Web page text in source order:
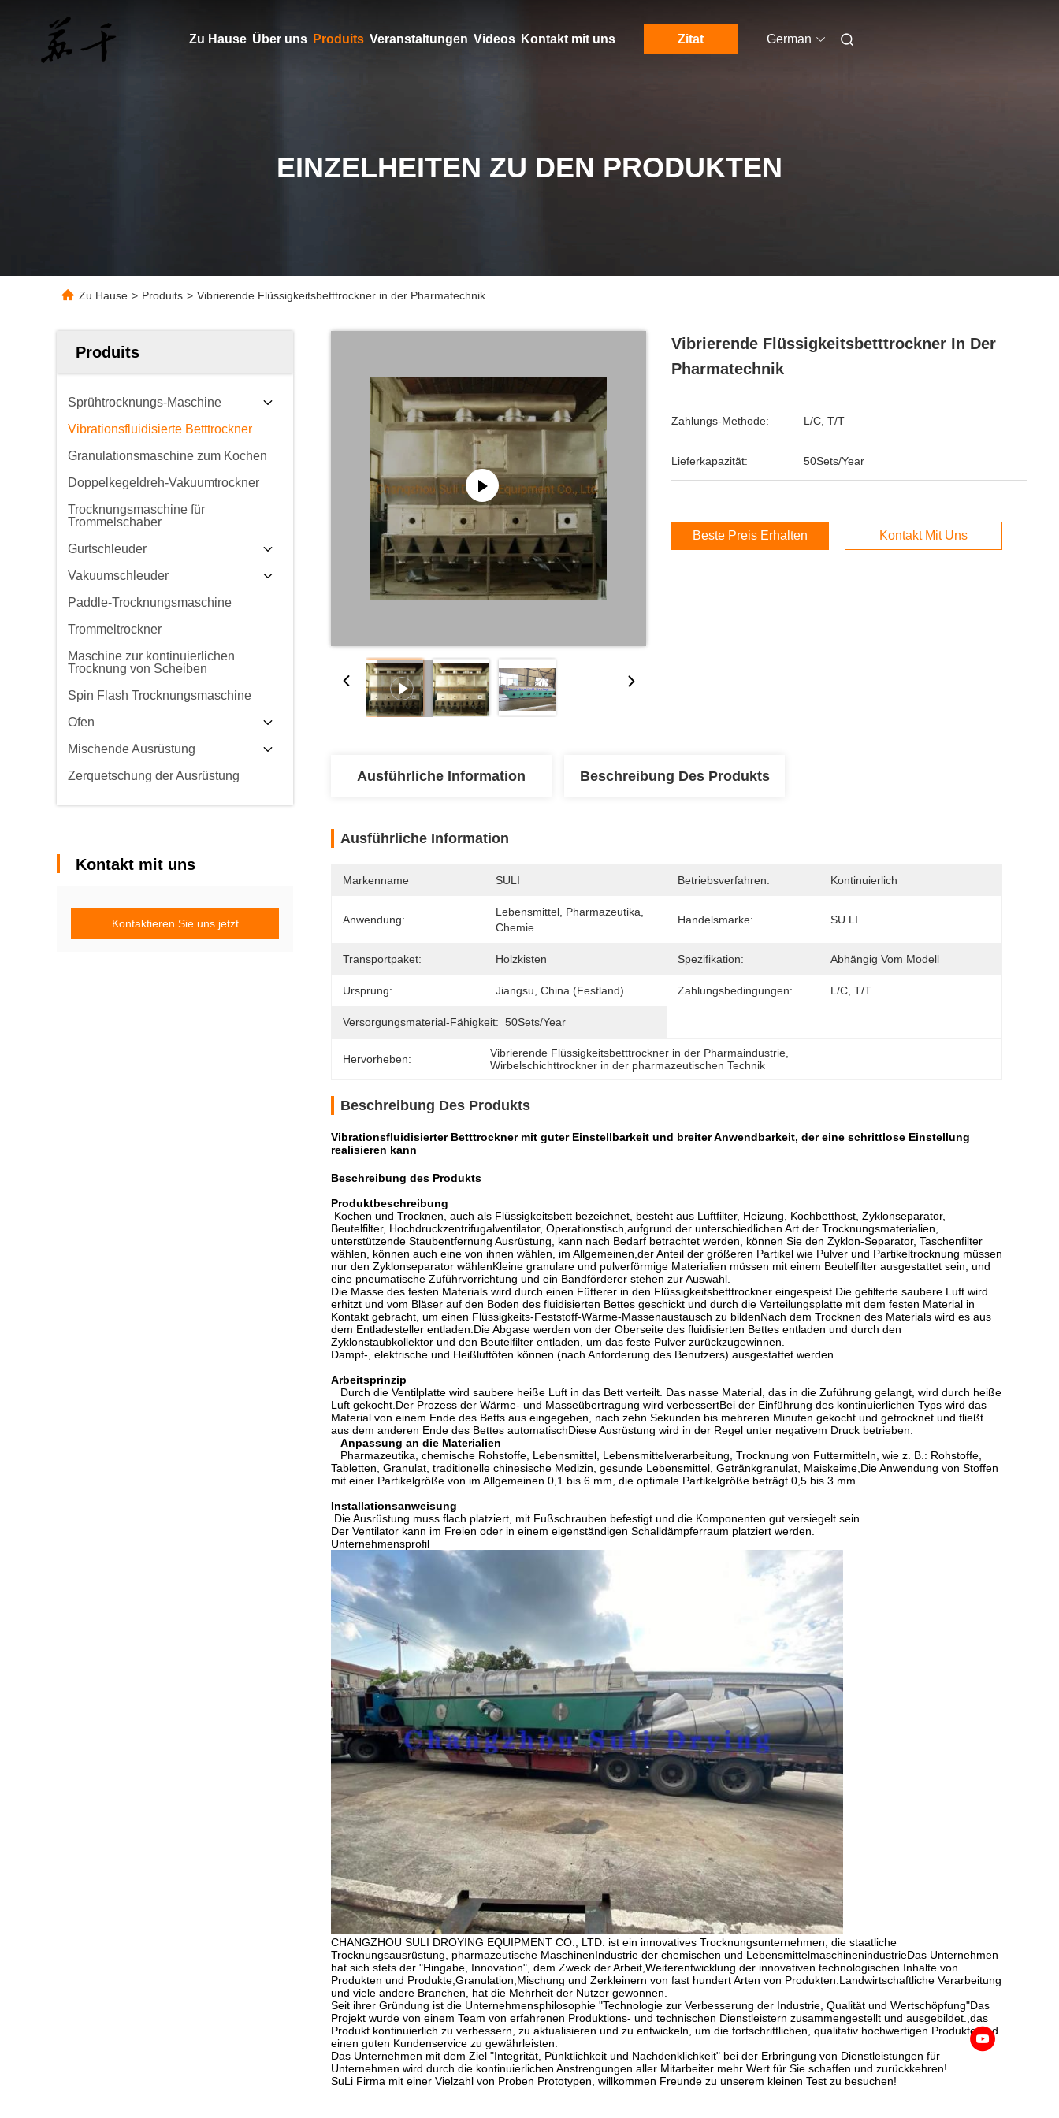
Zu Hause Über uns Produits Veranstaltungen Videos Kontakt mit uns Zitat German
EINZELHEITEN ZU DEN PRODUKTEN
Zu Hause > Produits > Vibrierende Flüssigkeitsbetttrockner in der Pharmatechnik
Produits
Sprühtrocknungs-Maschine
Vibrationsfluidisierte Betttrockner
Granulationsmaschine zum Kochen
Doppelkegeldreh-Vakuumtrockner
Trocknungsmaschine für
Trommelschaber
Gurtschleuder
Vakuumschleuder
Paddle-Trocknungsmaschine
Trommeltrockner
Maschine zur kontinuierlichen
Trocknung von Scheiben
Spin Flash Trocknungsmaschine
Ofen
Mischende Ausrüstung
Zerquetschung der Ausrüstung
Kontakt mit uns
Kontaktieren Sie uns jetzt
Vibrierende Flüssigkeitsbetttrockner In Der
Pharmatechnik
Zahlungs-Methode: L/C, T/T
Lieferkapazität: 50Sets/Year
Beste Preis Erhalten Kontakt Mit Uns
Ausführliche Information Beschreibung Des Produkts
Ausführliche Information
Markenname SULI Betriebsverfahren: Kontinuierlich
Anwendung:
Lebensmittel, Pharmazeutika,
Chemie
Handelsmarke: SU LI
Transportpaket: Holzkisten Spezifikation: Abhängig Vom Modell
Ursprung: Jiangsu, China (Festland) Zahlungsbedingungen: L/C, T/T
Versorgungsmaterial-Fähigkeit: 50Sets/Year
Hervorheben: Vibrierende Flüssigkeitsbetttrockner in der Pharmaindustrie
Wirbelschichttrockner in der pharmazeutischen Technik
Beschreibung Des Produkts
Vibrationsfluidisierter Betttrockner mit guter Einstellbarkeit und breiter Anwendbarkeit, der eine schrittlose Einstellung
realisieren kann
Beschreibung des Produkts
Produktbeschreibung
Kochen und Trocknen, auch als Flüssigkeitsbett bezeichnet, besteht aus Luftfilter, Heizung, Kochbetthost, Zyklonseparator,
Beutelfilter, Hochdruckzentrifugalventilator, Operationstisch,aufgrund der unterschiedlichen Art der Trocknungsmaterialien,
unterstützende Staubentfernung Ausrüstung, kann nach Bedarf betrachtet werden, können Sie den Zyklon-Separator, Taschenfilter
wählen, können auch eine von ihnen wählen, im Allgemeinen,der Anteil der größeren Partikel wie Pulver und Partikeltrocknung müssen
nur den Zyklonseparator wählenKleine granulare und pulverförmige Materialien müssen mit einem Beutelfilter ausgestattet sein, und
eine pneumatische Zuführvorrichtung und ein Bandförderer stehen zur Auswahl.
Die Masse des festen Materials wird durch einen Fütterer in den Flüssigkeitsbetttrockner eingespeist.Die gefilterte saubere Luft wird
erhitzt und vom Bläser auf den Boden des fluidisierten Bettes geschickt und durch die Verteilungsplatte mit dem festen Material in
Kontakt gebracht, um einen Flüssigkeits-Feststoff-Wärme-Massenaustausch zu bildenNach dem Trocknen des Materials wird es aus
dem Entladesteller entladen.Die Abgase werden von der Oberseite des fluidisierten Bettes entladen und durch den
Zyklonstaubkollektor und den Beutelfilter entladen, um das feste Pulver zurückzugewinnen.
Dampf-, elektrische und Heißluftöfen können (nach Anforderung des Benutzers) ausgestattet werden.
Arbeitsprinzip
Durch die Ventilplatte wird saubere heiße Luft in das Bett verteilt. Das nasse Material, das in die Zuführung gelangt, wird durch heiße
Luft gekocht.Der Prozess der Wärme- und Masseübertragung wird verbessertBei der Einführung des kontinuierlichen Typs wird das
Material von einem Ende des Betts aus eingegeben, nach zehn Sekunden bis mehreren Minuten gekocht und getrocknet.und fließt
aus dem anderen Ende des Bettes automatischDiese Ausrüstung wird in der Regel unter negativem Druck betrieben.
Anpassung an die Materialien
Pharmazeutika, chemische Rohstoffe, Lebensmittel, Lebensmittelverarbeitung, Trocknung von Futtermitteln, wie z. B.: Rohstoffe,
Tabletten, Granulat, traditionelle chinesische Medizin, gesunde Lebensmittel, Getränkgranulat, Maiskeime,Die Anwendung von Stoffen
mit einer Partikelgröße von im Allgemeinen 0,1 bis 6 mm, die optimale Partikelgröße beträgt 0,5 bis 3 mm.
Installationsanweisung
Die Ausrüstung muss flach platziert, mit Fußschrauben befestigt und die Komponenten gut versiegelt sein.
Der Ventilator kann im Freien oder in einem eigenständigen Schalldämpferraum platziert werden.
Unternehmensprofil
CHANGZHOU SULI DROYING EQUIPMENT CO., LTD. ist ein innovatives Trocknungsunternehmen, die staatliche
Trocknungsausrüstung, pharmazeutische MaschinenIndustrie der chemischen und LebensmittelmaschinenindustrieDas Unternehmen
hat sich stets der "Hingabe, Innovation", dem Zweck der Arbeit,Weiterentwicklung der innovativen technologischen Inhalte von
Produkten und Produkte,Granulation,Mischung und Zerkleinern von fast hundert Arten von Produkten.Landwirtschaftliche Verarbeitung
und viele andere Branchen, hat die Mehrheit der Nutzer gewonnen.
Seit ihrer Gründung ist die Unternehmensphilosophie "Technologie zur Verbesserung der Industrie, Qualität und Wertschöpfung"Das
Projekt wurde von einem Team von erfahrenen Produktions- und technischen Dienstleistern zusammengestellt und ausgebildet.,das
Produkt kontinuierlich zu verbessern, zu aktualisieren und zu entwickeln, um die fortschrittlichen, qualitativ hochwertigen Produkte und
einen guten Kundenservice zu gewährleisten.
Das Unternehmen mit dem Ziel "Integrität, Pünktlichkeit und Nachdenklichkeit" bei der Erbringung von Dienstleistungen für
Unternehmen wird durch die kontinuierlichen Anstrengungen aller Mitarbeiter mehr Wert für Sie schaffen und zurückkehren!
SuLi Firma mit einer Vielzahl von Proben Prototypen, willkommen Freunde zu unserem kleinen Test zu besuchen!